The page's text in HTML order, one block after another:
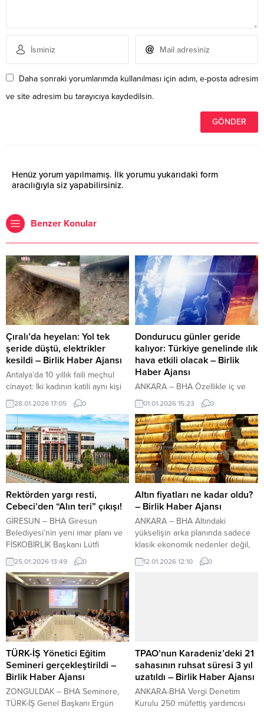
Daha sonraki yorumlarımda kullanılması için adım, e-posta adresim
ve site adresim bu tarayıcıya kaydedilsin.
Henüz yorum yapılmamış. İlk yorumu yukarıdaki form
aracılığıyla siz yapabilirsiniz.
Benzer Konular
Çıralı’da heyelan: Yol tek
şeride düştü, elektrikler
kesildi – Birlik Haber Ajansı
Antalya’da 10 yıllık faili meçhul
cinayet: İki kadının katili aynı kişi
İçeriği Görüntüle YAZI ARASI
REKLAM ALANI ANTALYA – BHA
Antalya’nın Kemer ilçesine bağlı
Çıralı Mahallesi’nde, etkili olan
aşırı yağışların ardından heyelan
meydana geldi. D-400
Karayolu’ndan Çıralı’ya ulaşımı
sağlayan yolun ilk virajında
yaşanan toprak kayması, bölgede
kısa süreli paniğe neden...
28.01.2026 17:05 0
Dondurucu günler geride
kalıyor: Türkiye genelinde ılık
hava etkili olacak – Birlik
Haber Ajansı
ANKARA – BHA Özellikle iç ve
doğu kesimlerde sıfırın altına
düşen sıcaklıklara neden olan
soğuk hava kütlesinin Türkiye’yi
terk etmesiyle birlikte, Marmara,
Ege ve Akdeniz bölgelerinde
daha ılık ve bahar havasına yakın
bir atmosfer hâkim olacak. İç
Anadolu ve Doğu Anadolu’da
dondurucu soğukların etkisi
azalacak. Ancak Meteoroloji, bu
bölgelerde kar...
01.01.2026 15:23 0
Rektörden yargı resti,
Cebeci’den “Alın teri” çıkışı!
GİRESUN – BHA Giresun
Belediyesi’nin yeni imar planı ve
FİSKOBİRLİK Başkanı Lütfi
Bayraktar’ın açıklamaları şehri
ayağa kaldırdı. Giresun
Üniversitesi Rektörü Prof. Dr.
Yılmaz Can “Yargıya gideriz”
diyerek rest çekerken; İl Genel
Meclis Üyesi Ömer Cebeci,
“FİSKOBİRLİK kimsenin şahsi
mülkü değildir” sözleriyle
tartışmaya yeni bir boyut kazandı.
Giresun’un hem akademik hem...
25.01.2026 13:49 0
Altın fiyatları ne kadar oldu?
– Birlik Haber Ajansı
ANKARA – BHA Altındaki
yükselişin arka planında sadece
klasik ekonomik nedenler değil,
siyasi gelişmeler de önemli rol
oynadı. Donald Trump’ın ikinci
geri çekileceğine ve doların
sınırsız biçimde basılan küresel
rezerv...
12.01.2026 12:10 0
TÜRK-İŞ Yönetici Eğitim
Semineri gerçekleştirildi –
Birlik Haber Ajansı
ZONGULDAK – BHA Seminere,
TÜRK-İŞ Genel Başkanı Ergün
TPAO’nun Karadeniz’deki 21
sahasının ruhsat süresi 3 yıl
uzatıldı – Birlik Haber Ajansı
ANKARA-BHA Vergi Denetim
Kurulu 250 müfettiş yardımcısı